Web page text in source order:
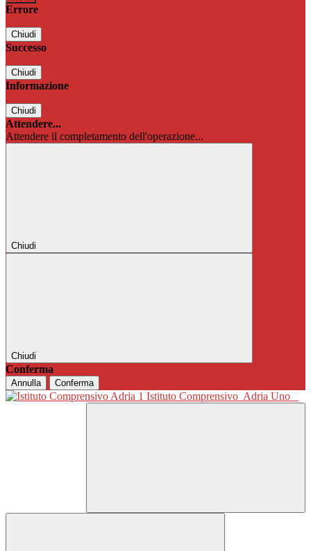
Errore
Chiudi
Successo
Chiudi
Informazione
Chiudi
Attendere...
Attendere il completamento dell'operazione...
Chiudi
Chiudi
Conferma
Annulla Conferma
Istituto Comprensivo Adria Uno